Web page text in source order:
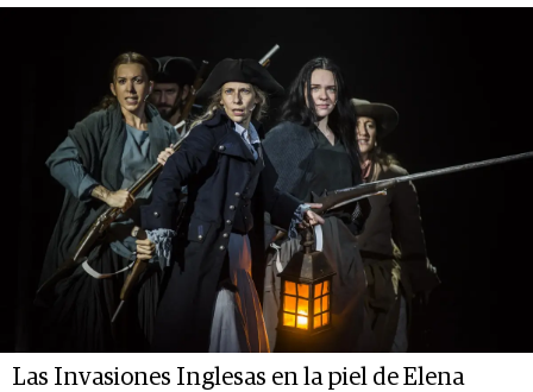
Las Invasiones Inglesas en la piel de Elena